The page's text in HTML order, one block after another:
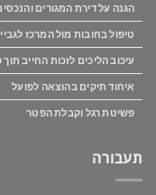
הגנה על דירת המגורים
טיפול בחובות מול המרכז
עיכוב הליכים לזכות החייב
איחוד תיקים בהוצאה לפועל
פשיטת רגל וקבלת הפטר
תעבורה